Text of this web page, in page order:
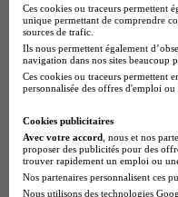
BTS Ndrc en
BTS Sam en alternance
Cap Fleuriste en
BTS Sio en alternance
MSc Marketing Digital
Cap Electricien en
BTS Gpn en alternance
BTS Domotique en
BAC Pro Agora en
BTS Sta en alternance
Ces cookies ou traceurs permettent
unique permettant de comprendre
sources de trafic.
Ils nous permettent également
navigation dans nos sites beaucoup
Ces cookies ou traceurs permettent
personnalisée des offres d'emploi ou
Cookies publicitaires
Avec votre accord , nous et nos
proposer des publicités pour des
trouver rapidement un emploi ou
Nos partenaires personnalisent ces
Nous utilisons des technologies